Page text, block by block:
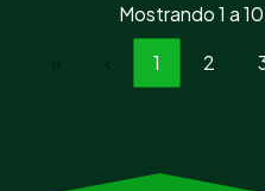
Mostrando 1 a
1 2